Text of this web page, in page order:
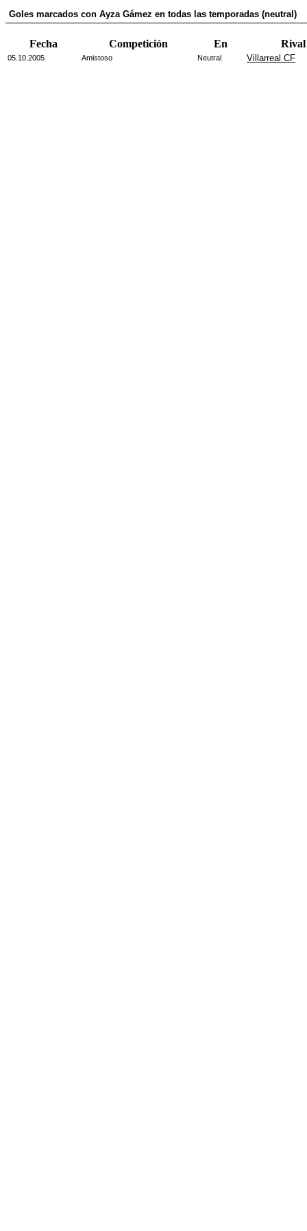
Goles marcados con Ayza Gámez en todas las temporadas (neutral)
Fecha Competición En Rival
05.10.2005 Amistoso Neutral Villarreal CF